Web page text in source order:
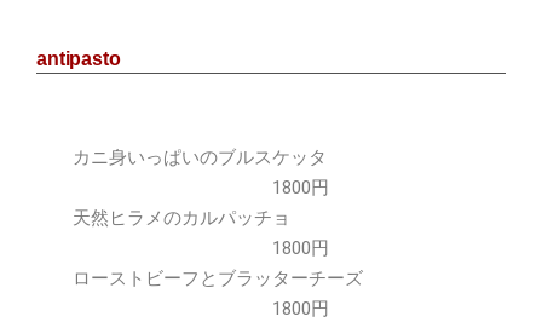
antipasto
カニ身いっぱいのブルスケッタ
1800円
天然ヒラメのカルパッチョ
1800円
ローストビーフとブラッターチーズ
1800円